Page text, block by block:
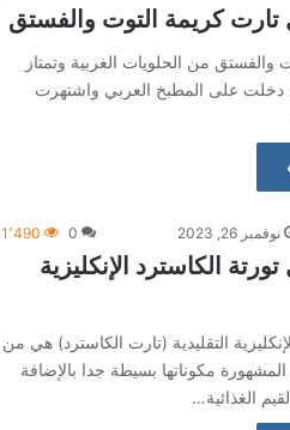
كريمة التوت والفستق
والفستق من الحلويات الغربية وتمتاز
دخلت على المطبخ العربي واشتهرت
نوفمبر 26, 2023 0 1٬490
الكاسترد الإنكليزية
التقليدية (تارت الكاسترد) هي من
المشهورة مكوناتها بسيطة جدا بالإضافة
الغذائية…